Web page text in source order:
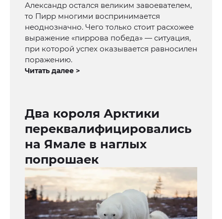
Александр остался великим завоевателем,
то Пирр многими воспринимается
неоднозначно. Чего только стоит расхожее
выражение «пиррова победа» — ситуация,
при которой успех оказывается равносилен
поражению.
Читать далее >
Два короля Арктики
переквалифицировались
на Ямале в наглых
попрошаек